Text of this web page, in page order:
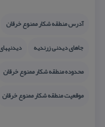
آدرس منطقه شكار ممنوع خرقان
جاهای دیدنی زرندیه
محدوده منطقه شكار ممنوع خرقان
موقعیت منطقه شكار ممنوع خرقان